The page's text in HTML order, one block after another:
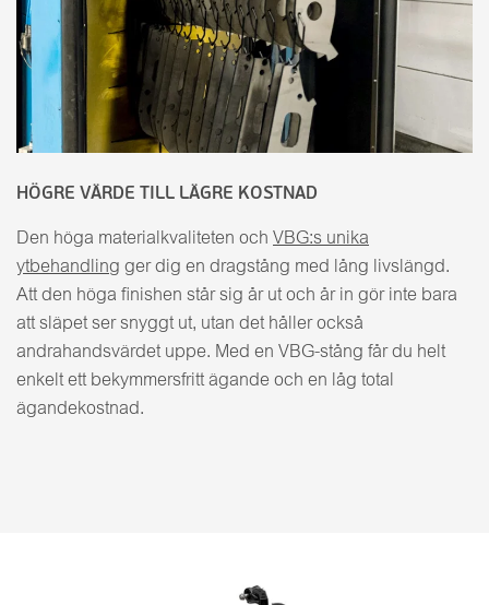
HÖGRE VÄRDE TILL LÄGRE KOSTNAD
Den höga materialkvaliteten och VBG:s unika
ytbehandling ger dig en dragstång med lång livslängd.
Att den höga finishen står sig år ut och år in gör inte bara
att släpet ser snyggt ut, utan det håller också
andrahandsvärdet uppe. Med en VBG-stång får du helt
enkelt ett bekymmersfritt ägande och en låg total
ägandekostnad.